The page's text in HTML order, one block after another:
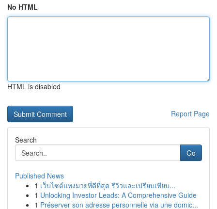
No HTML
HTML is disabled
Report Page
Search
Go
Published News
1 เว็บไซต์แทงมวยที่ดีที่สุด รีวิวและเปรียบเทียบ...
1 Unlocking Investor Leads: A Comprehensive Guide
1 Préserver son adresse personnelle via une domic...